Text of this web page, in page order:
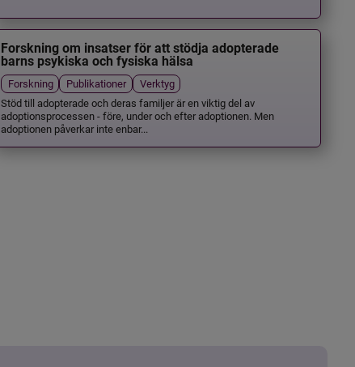
Forskning om insatser för att stödja adopterade
barns psykiska och fysiska hälsa
Forskning Publikationer
Verktyg
Stöd till adopterade och deras familjer är en viktig del av
adoptionsprocessen - före, under och efter adoptionen. Men
adoptionen påverkar inte enbar...